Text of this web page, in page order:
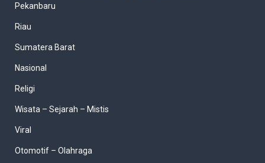
Pekanbaru
Riau
Sumatera Barat
Nasional
Religi
Wisata – Sejarah – Mistis
Viral
Otomotif – Olahraga